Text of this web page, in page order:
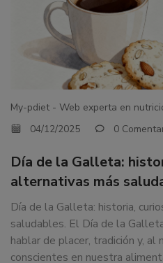
My-pdiet - Web experta en
04/12/2025
0
Día de la Galleta:
alternativas más
Día de la Galleta: historia,
saludables. El Día de la
hablar de placer, tradición y,
conscientes en nuestra